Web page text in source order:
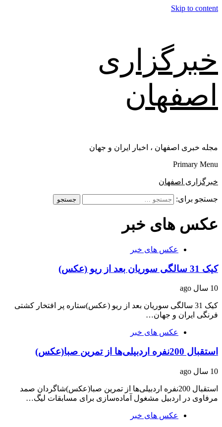
Skip to content
خبرگزاری
اصفهان
مجله خبری اصفهان ، اخبار ایران و جهان
Primary Menu
خبرگزاری اصفهان
جستجو برای:
عکس های خبر
عکس های خبر
کیک 31 سالگی سوریان بعد از ریو (عکس)
10 سال ago
کیک 31 سالگی سوریان بعد از ریو (عکس)ستاره پر افتخار کشتی
فرنگی ایران و جهان…
عکس های خبر
استقبال 200نفره اردبیلی‌ها از تمرین صبا(عکس)
10 سال ago
استقبال 200نفره اردبیلی‌ها از تمرین صبا(عکس)شاگردان صمد
مرفاوی در اردبیل مشغول آماده‌سازی برای مسابقات لیگ…
عکس های خبر